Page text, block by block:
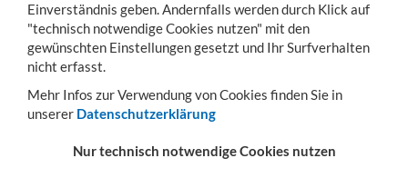
Toggle
navigation
MENÜ KONTO WARENKORB
Sie sind hier: Umwelt Auffangwannen für Gefahrgut
AUFFANGWANNEN FÜR 60-L-
Einverständnis geben. Andernfalls werden durch Klick auf
"technisch notwendige Cookies nutzen" mit den
gewünschten Einstellungen gesetzt und Ihr Surfverhalten
nicht erfasst.
Mehr Infos zur Verwendung von Cookies finden Sie in
unserer Datenschutzerklärung
Nur technisch notwendige Cookies nutzen